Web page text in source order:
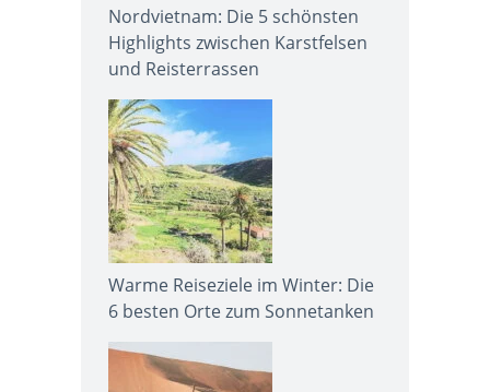
Nordvietnam: Die 5 schönsten
Highlights zwischen Karstfelsen
und Reisterrassen
Warme Reiseziele im Winter: Die
6 besten Orte zum Sonnetanken